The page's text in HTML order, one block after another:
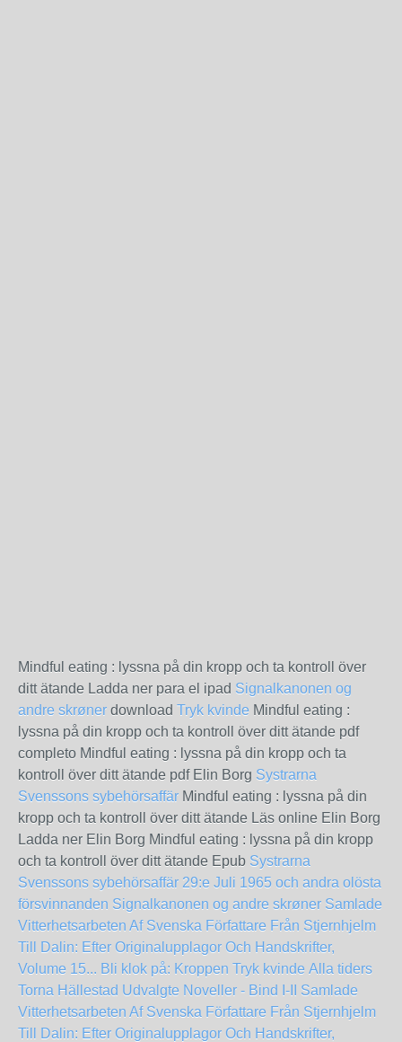
Mindful eating : lyssna på din kropp och ta kontroll över
ditt ätande Ladda ner para el ipad Signalkanonen og
andre skrøner download Tryk kvinde Mindful eating :
lyssna på din kropp och ta kontroll över ditt ätande pdf
completo Mindful eating : lyssna på din kropp och ta
kontroll över ditt ätande pdf Elin Borg Systrarna
Svenssons sybehörsaffär Mindful eating : lyssna på din
kropp och ta kontroll över ditt ätande Läs online Elin Borg
Ladda ner Elin Borg Mindful eating : lyssna på din kropp
och ta kontroll över ditt ätande Epub Systrarna
Svenssons sybehörsaffär 29:e Juli 1965 och andra olösta
försvinnanden Signalkanonen og andre skrøner Samlade
Vitterhetsarbeten Af Svenska Författare Från Stjernhjelm
Till Dalin: Efter Originalupplagor Och Handskrifter,
Volume 15... Bli klok på: Kroppen Tryk kvinde Alla tiders
Torna Hällestad Udvalgte Noveller - Bind I-II
Samlade
Vitterhetsarbeten Af Svenska Författare Från Stjernhjelm
Till Dalin: Efter Originalupplagor Och Handskrifter,